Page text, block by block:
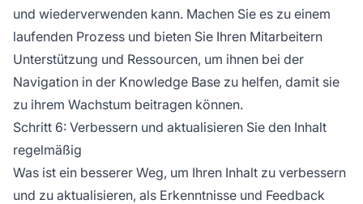
und wiederverwenden kann. Machen Sie es zu einem
laufenden Prozess und bieten Sie Ihren Mitarbeitern
Unterstützung und Ressourcen, um ihnen bei der
Navigation in der Knowledge Base zu helfen, damit sie
zu ihrem Wachstum beitragen können.
Schritt 6: Verbessern und aktualisieren Sie den Inhalt
regelmäßig
Was ist ein besserer Weg, um Ihren Inhalt zu verbessern
und zu aktualisieren, als Erkenntnisse und Feedback